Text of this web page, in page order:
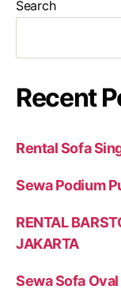
Search
Recent
Rental Sofa
Sewa Podium
RENTAL
JAKARTA
Sewa Sofa